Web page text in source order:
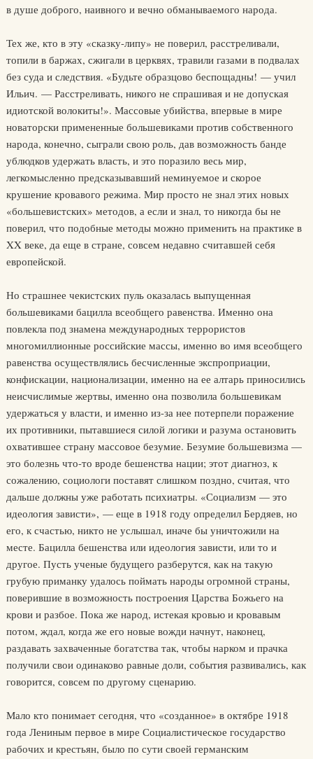
в душе доброго, наивного и вечно обманываемого народа.
Тех же, кто в эту «сказку-липу» не поверил, расстреливали,
топили в баржах, сжигали в церквях, травили газами в подвалах
без суда и следствия. «Будьте образцово беспощадны! — учил
Ильич. — Расстреливать, никого не спрашивая и не допуская
идиотской волокиты!». Массовые убийства, впервые в мире
новаторски примененные большевиками против собственного
народа, конечно, сыграли свою роль, дав возможность банде
ублюдков удержать власть, и это поразило весь мир,
легкомысленно предсказывавший неминуемое и скорое
крушение кровавого режима. Мир просто не знал этих новых
«большевистских» методов, а если и знал, то никогда бы не
поверил, что подобные методы можно применить на практике в
XX веке, да еще в стране, совсем недавно считавшей себя
европейской.
Но страшнее чекистских пуль оказалась выпущенная
большевиками бацилла всеобщего равенства. Именно она
повлекла под знамена международных террористов
многомиллионные российские массы, именно во имя всеобщего
равенства осуществлялись бесчисленные экспроприации,
конфискации, национализации, именно на ее алтарь приносились
неисчислимые жертвы, именно она позволила большевикам
удержаться у власти, и именно из-за нее потерпели поражение
их противники, пытавшиеся силой логики и разума остановить
охватившее страну массовое безумие. Безумие большевизма —
это болезнь что-то вроде бешенства нации; этот диагноз, к
сожалению, социологи поставят слишком поздно, считая, что
дальше должны уже работать психиатры. «Социализм — это
идеология зависти», — еще в 1918 году определил Бердяев, но
его, к счастью, никто не услышал, иначе бы уничтожили на
месте. Бацилла бешенства или идеология зависти, или то и
другое. Пусть ученые будущего разберутся, как на такую
грубую приманку удалось поймать народы огромной страны,
поверившие в возможность построения Царства Божьего на
крови и разбое. Пока же народ, истекая кровью и кровавым
потом, ждал, когда же его новые вожди начнут, наконец,
раздавать захваченные богатства так, чтобы нарком и прачка
получили свои одинаково равные доли, события развивались, как
говорится, совсем по другому сценарию.
Мало кто понимает сегодня, что «созданное» в октябре 1918
года Лениным первое в мире Социалистическое государство
рабочих и крестьян, было по сути своей германским